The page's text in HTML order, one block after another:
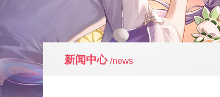
新闻中心 /news